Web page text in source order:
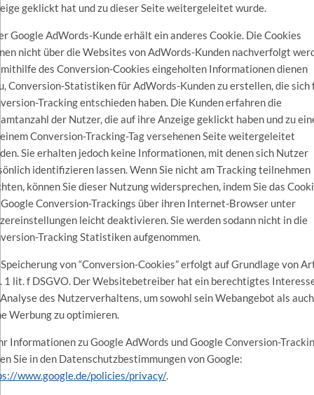
geklickt hat und zu dieser Seite weitergeleitet wurde.
Google AdWords-Kunde erhält ein anderes Cookie. Die Cookies
nicht über die Websites von AdWords-Kunden nachverfolgt
des Conversion-Cookies eingeholten Informationen dienen
Conversion-Statistiken für AdWords-Kunden zu erstellen, die sich
Tracking entschieden haben. Die Kunden erfahren die
der Nutzer, die auf ihre Anzeige geklickt haben und zu
Conversion-Tracking-Tag versehenen Seite weitergeleitet
Sie erhalten jedoch keine Informationen, mit denen sich Nutzer
identifizieren lassen. Wenn Sie nicht am Tracking teilnehmen
können Sie dieser Nutzung widersprechen, indem Sie das
Conversion-Trackings über ihren Internet-Browser unter
leicht deaktivieren. Sie werden sodann nicht in die
Tracking Statistiken aufgenommen.
von “Conversion-Cookies” erfolgt auf Grundlage von
1 lit. f DSGVO. Der Websitebetreiber hat ein berechtigtes
des Nutzerverhaltens, um sowohl sein Webangebot als auch
Werbung zu optimieren.
Informationen zu Google AdWords und Google Conversion-
Sie in den Datenschutzbestimmungen von Google:
www.google.de/policies/privacy/.